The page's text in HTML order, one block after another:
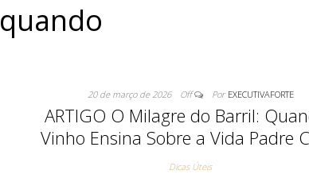
quando
20 de março de 2026 Off Por EXECUTIVAFORTE
ARTIGO O Milagre do Barril:
Vinho Ensina Sobre a Vida Padre
Dicas Úteis